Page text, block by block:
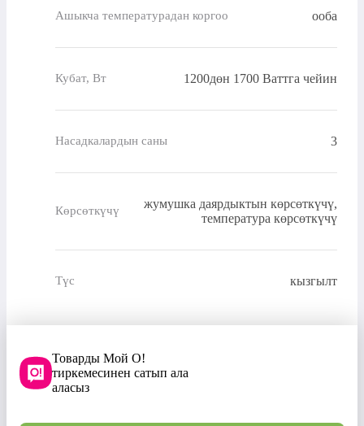
Ашыкча температурадан коргоо ооба
Кубат, Вт 1200дөн 1700 Ваттга чейин
Насадкалардын саны 3
Көрсөткүчү
жумушка даярдыктын көрсөткүчү,
температура көрсөткүчү
Түс кызгылт
Товарды Мой О!
тиркемесинен сатып ала
аласыз